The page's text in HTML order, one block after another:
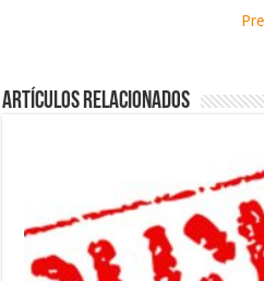
Artículos relacionados